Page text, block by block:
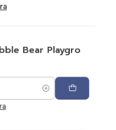
Bear Playgro